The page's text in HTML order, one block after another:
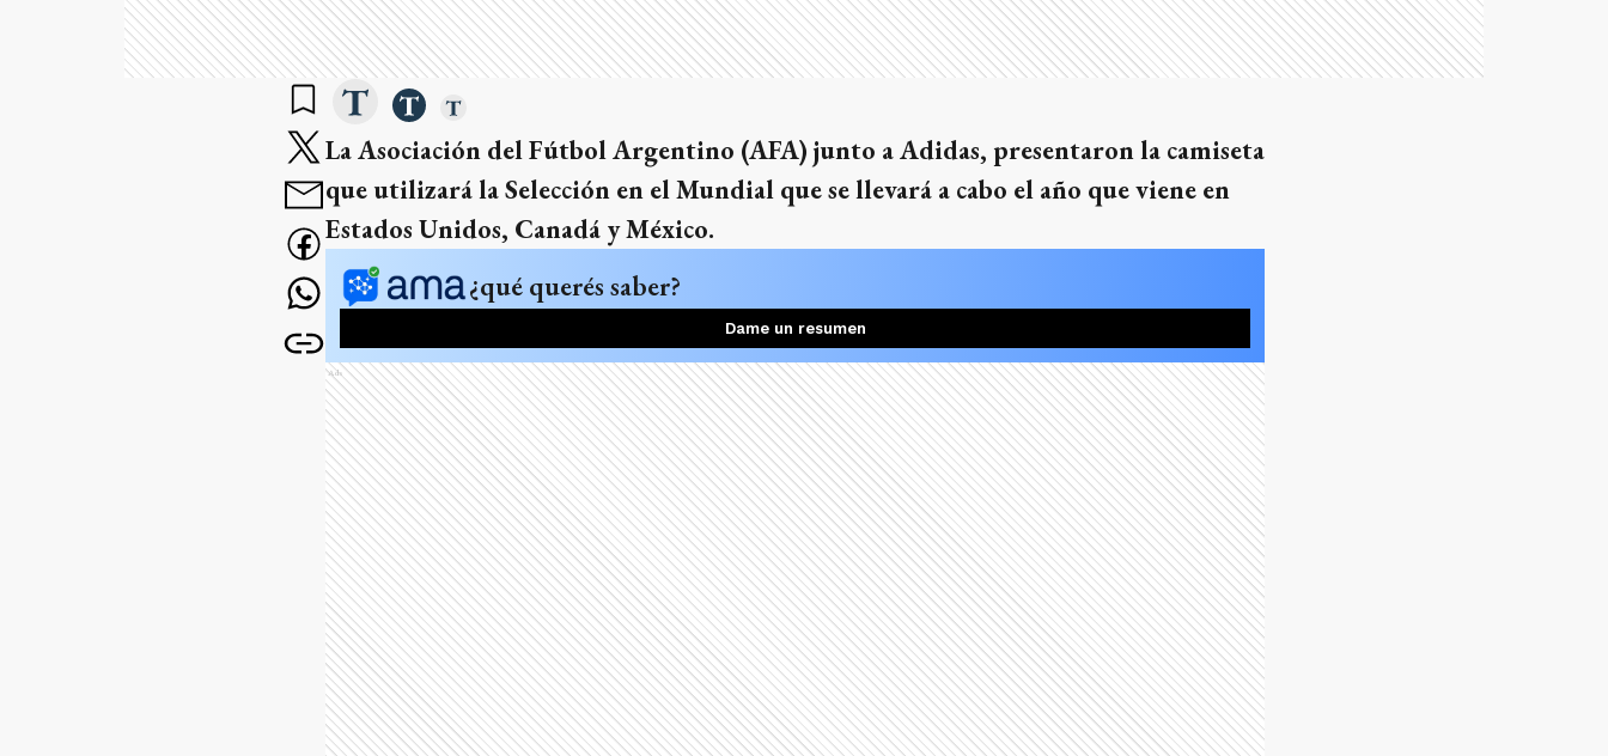
La Asociación del Fútbol Argentino (AFA) junto a Adidas, presentaron la camiseta
que utilizará la Selección en el Mundial que se llevará a cabo el año que viene en
Estados Unidos, Canadá y México.
¿qué querés saber?
Dame un resumen
Ads